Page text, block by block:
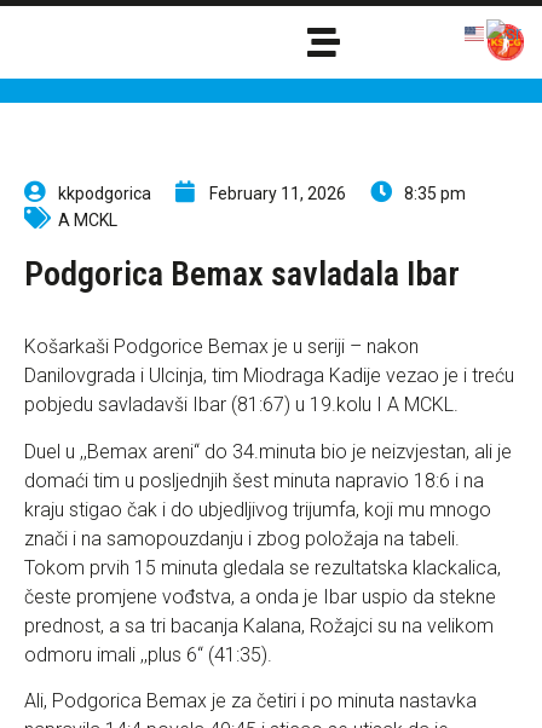
kkpodgorica February 11, 2026
8:35 pm
A MCKL
Podgorica Bemax savladala Ibar
Košarkaši Podgorice Bemax je u seriji – nakon
Danilovgrada i Ulcinja, tim Miodraga Kadije vezao je i treću
pobjedu savladavši Ibar (81:67) u 19.kolu I A MCKL.
Duel u ,,Bemax areni“ do 34.minuta bio je neizvjestan, ali je
domaći tim u posljednjih šest minuta napravio 18:6 i na
kraju stigao čak i do ubjedljivog trijumfa, koji mu mnogo
znači i na samopouzdanju i zbog položaja na tabeli.
Tokom prvih 15 minuta gledala se rezultatska klackalica,
česte promjene vođstva, a onda je Ibar uspio da stekne
prednost, a sa tri bacanja Kalana, Rožajci su na velikom
odmoru imali ,,plus 6“ (41:35).
Ali, Podgorica Bemax je za četiri i po minuta nastavka